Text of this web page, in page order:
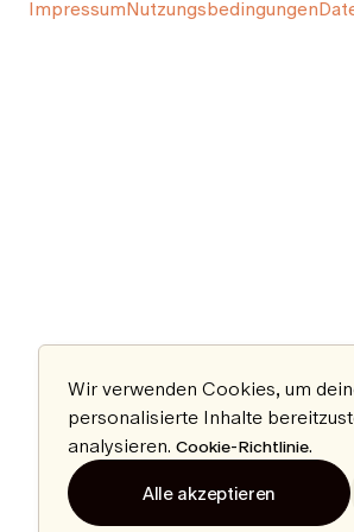
ImpressumNutzungsbedingungen
Wir verwenden Cookies, um
personalisierte Inhalte
analysieren. Cookie-Richtlinie.
Alle akzeptieren